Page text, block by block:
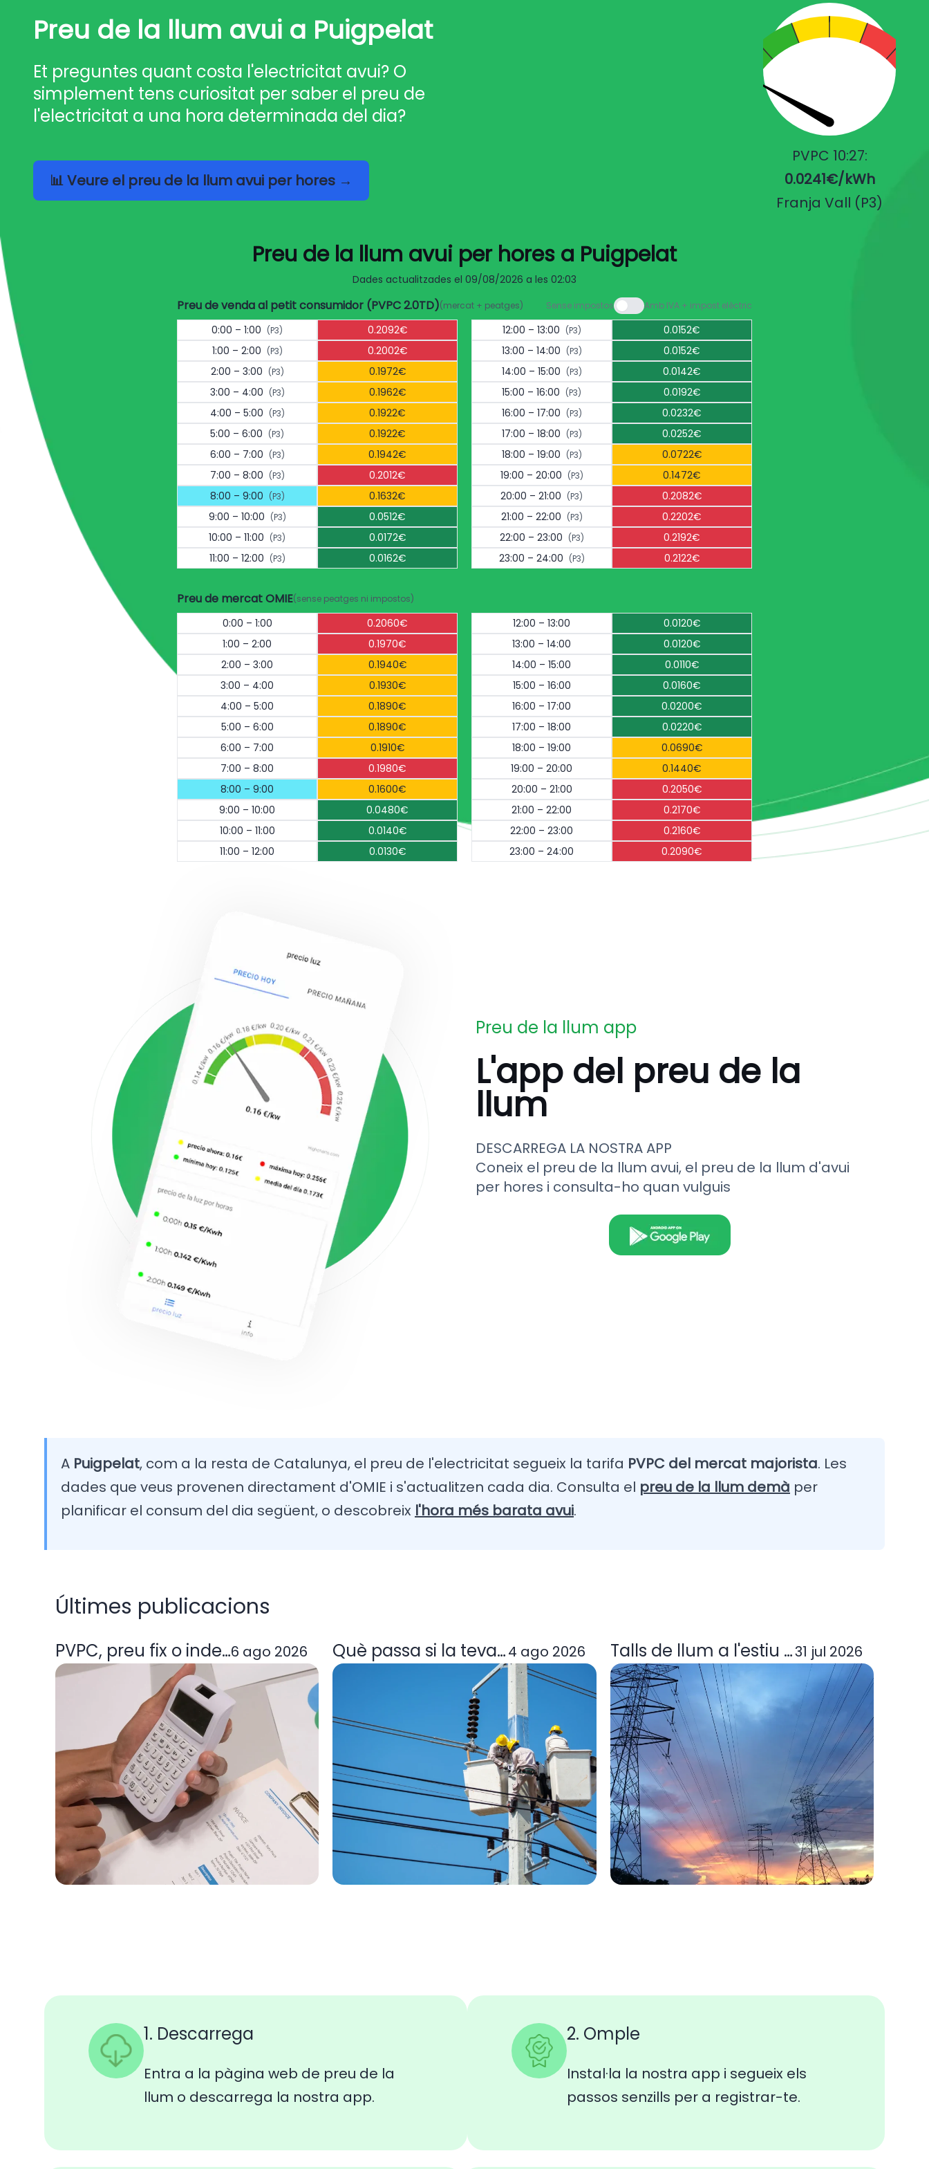
Preu de la llum avui a Puigpelat
Et preguntes quant costa l'electricitat avui? O
simplement tens curiositat per saber el preu de
l'electricitat a una hora determinada del dia?
📊 Veure el preu de la llum avui per hores →
PVPC 10:27:
0.0241€/kWh
Franja Vall (P3)
Preu de la llum avui per hores a Puigpelat
Dades actualitzades el 09/08/2026 a les 02:03
Preu de venda al petit consumidor (PVPC 2.0TD)(mercat + peatges) Sense impostos Amb IVA + impost elèctric
0:00 – 1:00 (P3)
0.2092€
1:00 – 2:00 (P3)
0.2002€
2:00 – 3:00 (P3)
0.1972€
3:00 – 4:00 (P3)
0.1962€
4:00 – 5:00 (P3)
0.1922€
5:00 – 6:00 (P3)
0.1922€
6:00 – 7:00 (P3)
0.1942€
7:00 – 8:00 (P3)
0.2012€
8:00 – 9:00 (P3)
0.1632€
9:00 – 10:00 (P3)
0.0512€
10:00 – 11:00 (P3)
0.0172€
11:00 – 12:00 (P3) 0.0162€
12:00 – 13:00 (P3)
0.0152€
13:00 – 14:00 (P3)
0.0152€
14:00 – 15:00 (P3)
0.0142€
15:00 – 16:00 (P3)
0.0192€
16:00 – 17:00 (P3)
0.0232€
17:00 – 18:00 (P3)
0.0252€
18:00 – 19:00 (P3)
0.0722€
19:00 – 20:00 (P3)
0.1472€
20:00 – 21:00 (P3)
0.2082€
21:00 – 22:00 (P3)
0.2202€
22:00 – 23:00 (P3)
0.2192€
23:00 – 24:00 (P3) 0.2122€
Preu de mercat OMIE(sense peatges ni impostos)
0:00 – 1:00
0.2060€
1:00 – 2:00
0.1970€
2:00 – 3:00
0.1940€
3:00 – 4:00
0.1930€
4:00 – 5:00
0.1890€
5:00 – 6:00
0.1890€
6:00 – 7:00
0.1910€
7:00 – 8:00
0.1980€
8:00 – 9:00
0.1600€
9:00 – 10:00
0.0480€
10:00 – 11:00
0.0140€
11:00 – 12:00
0.0130€
12:00 – 13:00
0.0120€
13:00 – 14:00
0.0120€
14:00 – 15:00
0.0110€
15:00 – 16:00
0.0160€
16:00 – 17:00
0.0200€
17:00 – 18:00
0.0220€
18:00 – 19:00
0.0690€
19:00 – 20:00
0.1440€
20:00 – 21:00
0.2050€
21:00 – 22:00
0.2170€
22:00 – 23:00
0.2160€
23:00 – 24:00
0.2090€
Preu de la llum app
L'app del preu de la
llum
DESCARREGA LA NOSTRA APP
Coneix el preu de la llum avui, el preu de la llum d'avui
per hores i consulta-ho quan vulguis
A Puigpelat, com a la resta de Catalunya, el preu de l'electricitat segueix la tarifa PVPC del mercat majorista. Les
dades que veus provenen directament d'OMIE i s'actualitzen cada dia. Consulta el preu de la llum demà per
planificar el consum del dia següent, o descobreix l'hora més barata avui.
Últimes publicacions
PVPC, preu fix o indexada: quina tarifa de llum et convé
6 ago 2026 Què passa si la teva comercialitzadora elèctrica deixa d'operar? Guia
4 ago 2026 Talls de llum a l'estiu 2026: per què
31 jul 2026
1. Descarrega
Entra a la pàgina web de preu de la
llum o descarrega la nostra app.
2. Omple
Instal·la la nostra app i segueix els
passos senzills per a registrar-te.